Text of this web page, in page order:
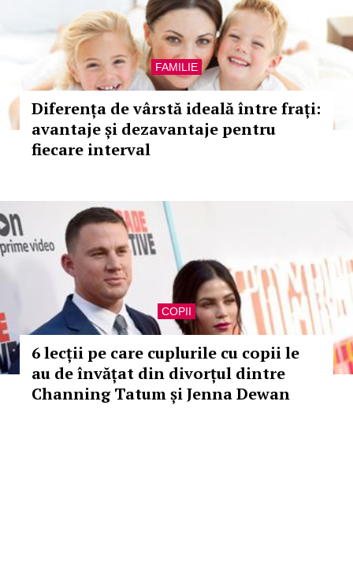
FAMILIE
Diferența de vârstă ideală între frați:
avantaje și dezavantaje pentru
fiecare interval
COPII
6 lecții pe care cuplurile cu copii le
au de învățat din divorțul dintre
Channing Tatum și Jenna Dewan